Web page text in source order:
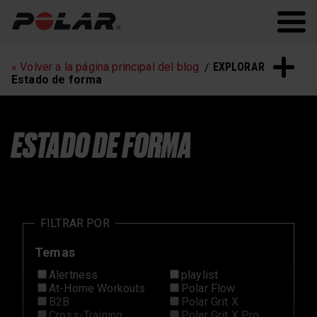
Polar Flow
EXPLORAR
Entrenamiento de
frecuencia cardíaca
Sueño y recuperación
« Volver a la página principal del blog
Estado de forma
ESTADO DE FORMA
FILTRAR POR
Temas
Alertness
At-Home Workouts
B2B
playlist
Polar Flow
Polar Grit X